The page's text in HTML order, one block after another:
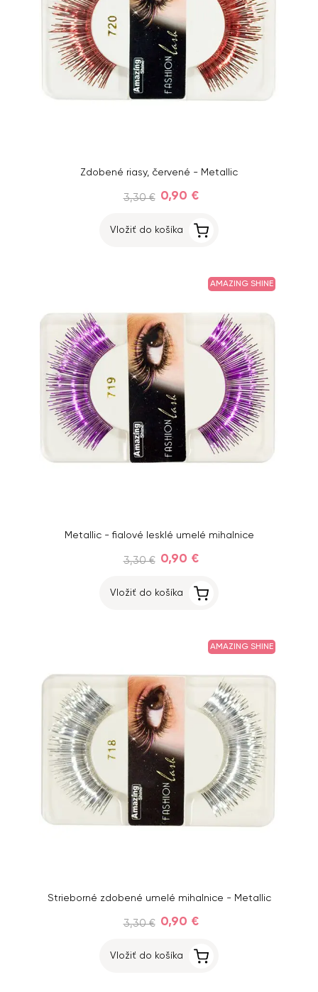
Zdobené riasy, červené - Metallic
3,30 € 0,90 €
Vložiť do košíka
AMAZING SHINE
Metallic - fialové lesklé umelé mihalnice
3,30 € 0,90 €
Vložiť do košíka
AMAZING SHINE
Strieborné zdobené umelé mihalnice - Metallic
3,30 € 0,90 €
Vložiť do košíka